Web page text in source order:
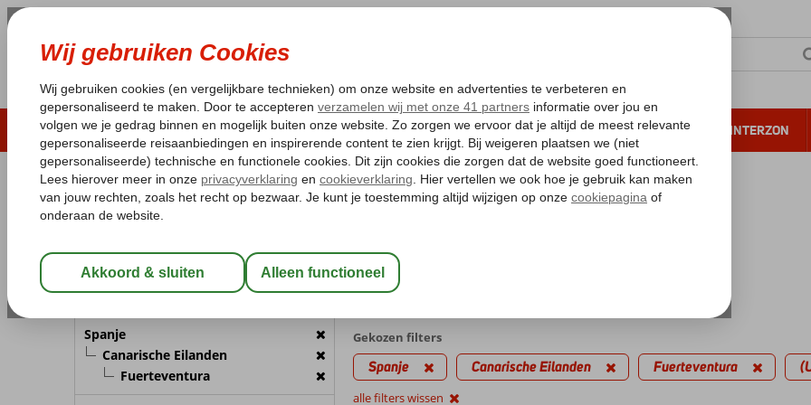
LAST MINUTE ZOMER 2026 ZONVAKANTIE VERRE REIZEN ALL INCLUSIVE WINTERZON
Pakketgarantie Laagsteprijsgarantie* Gratis annuleren*
REISGEZELSCHAP
Wijzig Reisgezelschap
Spanje
Canarische Eilanden
Fuerteventura
Fuerteventura
met (Ultra) All Inclusive met Aparthotel
Gekozen filters
Spanje Canarische Eilanden Fuerteventura
alle filters wissen